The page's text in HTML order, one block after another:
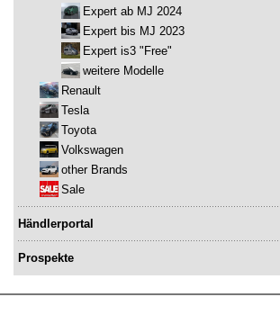
Expert ab MJ 2024
Expert bis MJ 2023
Expert is3 "Free"
weitere Modelle
Renault
Tesla
Toyota
Volkswagen
other Brands
Sale
Händlerportal
Prospekte